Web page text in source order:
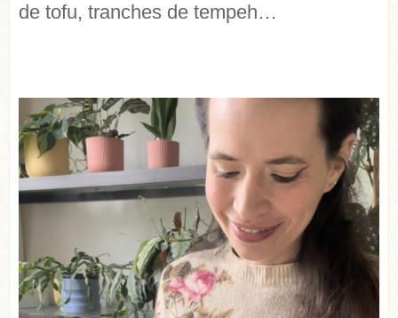
de tofu, tranches de tempeh…